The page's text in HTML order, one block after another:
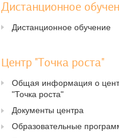
Дистанционное
Дистанционное обучение
Центр "Точка роста"
Общая информация о
"Точка роста"
Документы центра
Образовательные